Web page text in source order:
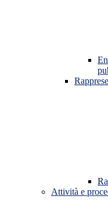
Attività e